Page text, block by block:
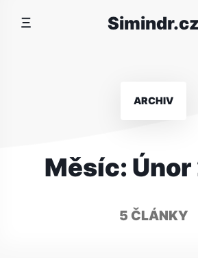
Simindr.cz
ARCHIV
Měsíc:
5 ČLÁNKY